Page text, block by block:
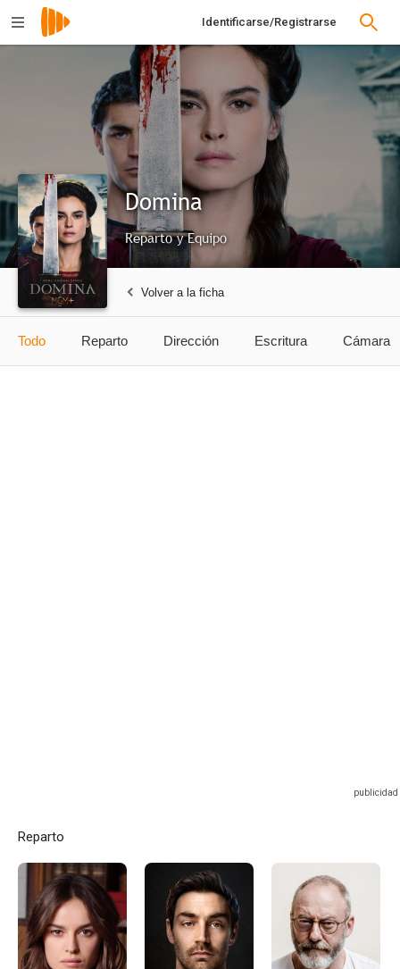
Identificarse/Registrarse
Domina
Reparto y Equipo
Volver a la ficha
Todo Reparto Dirección Escritura Cámara
Reparto